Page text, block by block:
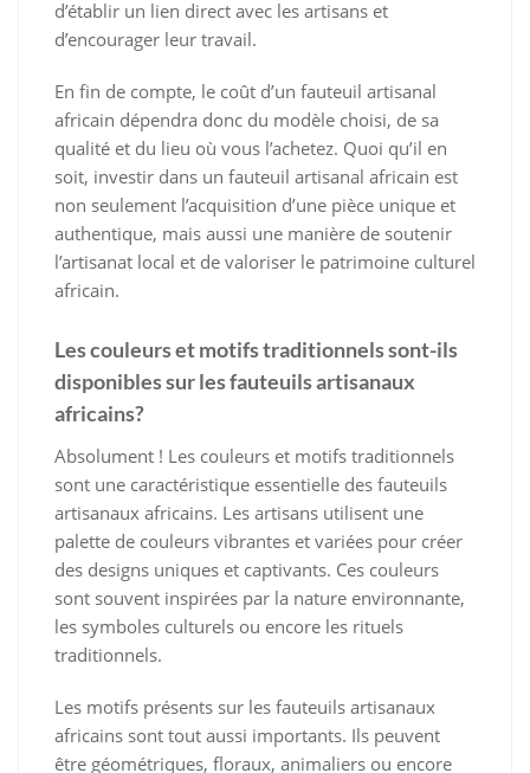
d’établir un lien direct avec les artisans et
d’encourager leur travail.
En fin de compte, le coût d’un fauteuil artisanal
africain dépendra donc du modèle choisi, de sa
qualité et du lieu où vous l’achetez. Quoi qu’il en
soit, investir dans un fauteuil artisanal africain est
non seulement l’acquisition d’une pièce unique et
authentique, mais aussi une manière de soutenir
l’artisanat local et de valoriser le patrimoine culturel
africain.
Les couleurs et motifs traditionnels sont-ils
disponibles sur les fauteuils artisanaux
africains?
Absolument ! Les couleurs et motifs traditionnels
sont une caractéristique essentielle des fauteuils
artisanaux africains. Les artisans utilisent une
palette de couleurs vibrantes et variées pour créer
des designs uniques et captivants. Ces couleurs
sont souvent inspirées par la nature environnante,
les symboles culturels ou encore les rituels
traditionnels.
Les motifs présents sur les fauteuils artisanaux
africains sont tout aussi importants. Ils peuvent
être géométriques, floraux, animaliers ou encore